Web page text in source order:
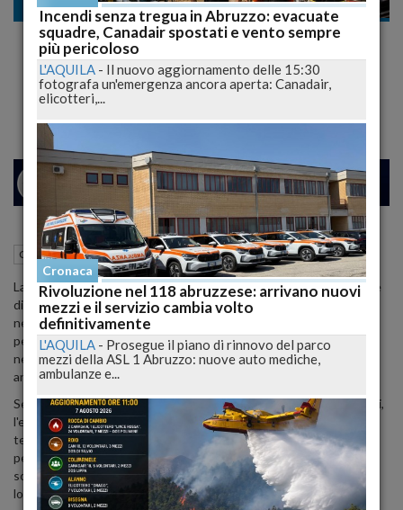
Cronaca nazionale
Macellaio Accoltella Ladro: Malvivente
Muore in Ospedale, Fermato Proprietario di
Casa
MILANO 24 25
Cronaca nazionale Reggio Calabria (RC) 28 Maggio 2024 17:30
La tragedia scaturita da un tentativo di furto ha portato alla morte
di Alfio Stancampiano, 30 anni, residente a Catania, abbandonato
nei giardini dell'ospedale Morelli di Reggio Calabria poco prima di
perdere la vita. La Procura di Reggio Calabria ha emesso un fermo
nei confronti del proprietario di casa, un macellaio reggino di 48
anni, accusato di omicidio e tentato omicidio.
Secondo le indagini condotte dalla squadra mobile e dai carabinieri,
l'episodio non sarebbe stato una rapina andata male, ma un
tentativo di furto in un'abitazione privata a Rosario Valanidi, nella
periferia sud di Reggio Calabria. Il proprietario di casa avrebbe
sorpreso i ladri, reagendo con un coltello e accoltellando due di
loro.
Incendi senza tregua in Abruzzo: evacuate
squadre, Canadair spostati e vento sempre
più pericoloso
L'AQUILA - Il nuovo aggiornamento delle 15:30
fotografa un'emergenza ancora aperta: Canadair,
elicotteri,...
Cronaca
Rivoluzione nel 118 abruzzese: arrivano nuovi
mezzi e il servizio cambia volto
definitivamente
L'AQUILA - Prosegue il piano di rinnovo del parco
mezzi della ASL 1 Abruzzo: nuove auto mediche,
ambulanze e...